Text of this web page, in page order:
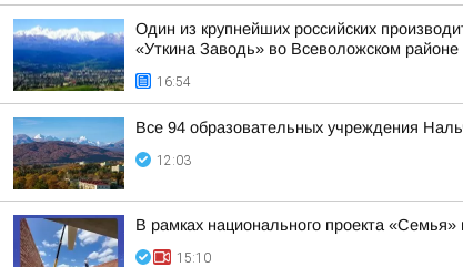
Один из крупнейших российских
«Уткина Заводь» во Всеволожском районе
16:54
Все 94 образовательных учреждения
12:03
В рамках национального проекта «Семья»
15:10